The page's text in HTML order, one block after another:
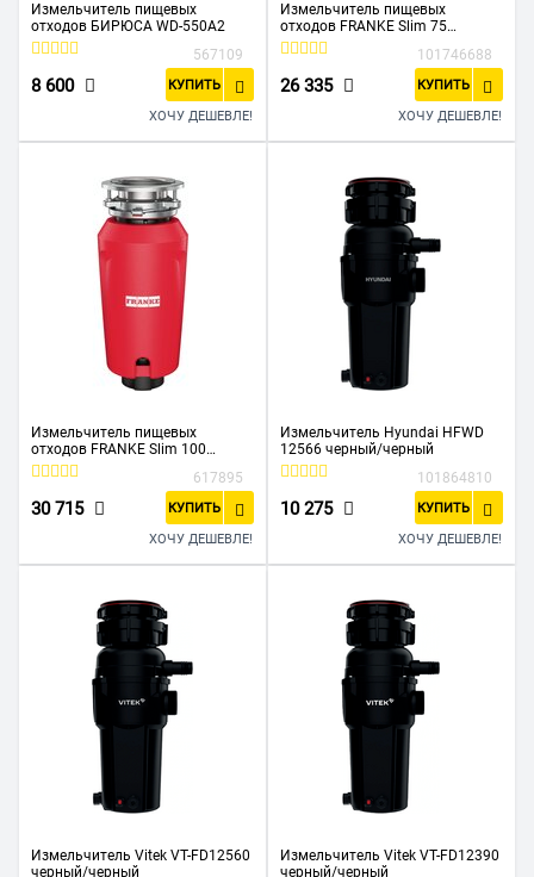
Измельчитель пищевых
отходов БИРЮСА WD-550A2
567109
8 600 КУПИТЬ
ХОЧУ ДЕШЕВЛЕ!
Измельчитель пищевых
отходов FRANKE Slim 75
(134.0715.096)
101746688
26 335 КУПИТЬ
ХОЧУ ДЕШЕВЛЕ!
Измельчитель пищевых
отходов FRANKE Slim 100
(134.0715.095)
617895
30 715 КУПИТЬ
ХОЧУ ДЕШЕВЛЕ!
Измельчитель Hyundai HFWD
12566 черный/черный
101864810
10 275 КУПИТЬ
ХОЧУ ДЕШЕВЛЕ!
Измельчитель Vitek VT-FD12560
черный/черный
Измельчитель Vitek VT-FD12390
черный/черный